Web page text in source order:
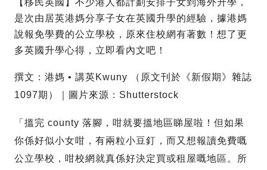
是次由居英港媽分享子女在英國升學的經驗，據港媽
說報免學費的公立學校，原來住校網有著數！想了更
多英國升學心得，立即看內文吧！
撰文：港媽 • 講英Kwuny （原文刊於《新假期》雜誌
1097期）｜圖片來源：Shutterstock
「搵完 county 落腳，咁就要搵地區睇屋啦！但如果
你係好似小女咁，有兩粒小豆釘，而又想報讀免費嘅
公立學校，咁校網就真係好決定買或租屋嘅地區。所